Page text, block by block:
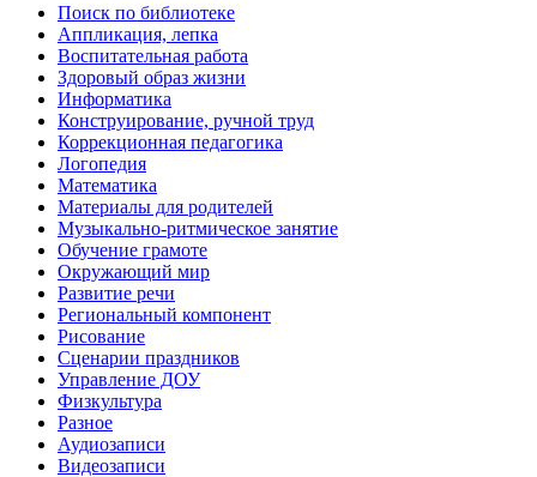
Поиск по библиотеке
Аппликация, лепка
Воспитательная работа
Здоровый образ жизни
Информатика
Конструирование, ручной труд
Коррекционная педагогика
Логопедия
Математика
Материалы для родителей
Музыкально-ритмическое занятие
Обучение грамоте
Окружающий мир
Развитие речи
Региональный компонент
Рисование
Сценарии праздников
Управление ДОУ
Физкультура
Разное
Аудиозаписи
Видеозаписи